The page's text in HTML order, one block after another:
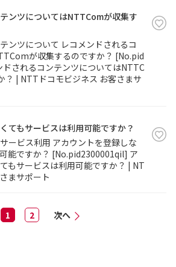
ンツについてはNTTComが収集す
ンツについて レコメンドされるコ
が収集するのですか？ [No.pid
されるコンテンツについてはNTTC
？ | NTTドコモビジネス お客さまサ
てもサービスは利用可能ですか？
ービス利用 アカウントを登録しな
能ですか？ [No.pid2300001qil] ア
もサービスは利用可能ですか？ | NT
まサポート
1 2 次へ